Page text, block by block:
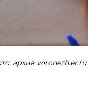
архив voronezh.er.ru